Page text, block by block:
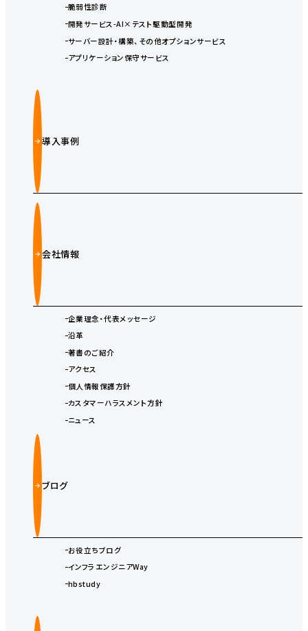
脆弱性診断
開発サービス-AI×テスト駆動型開発
サーバー設計・構築、その他オプションサービス
アプリケーション保守サービス
導入事例
会社情報
企業理念・代表メッセージ
沿革
著書のご紹介
アクセス
個人情報保護方針
カスタマーハラスメント方針
ニュース
ブログ
お役立ちブログ
インフラエンジニアWay
hbstudy